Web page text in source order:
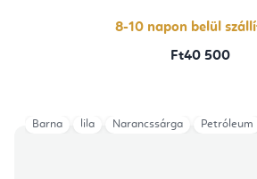
8-10 napon belül
Ft40 500
Barna lila Narancssárga Petróleum